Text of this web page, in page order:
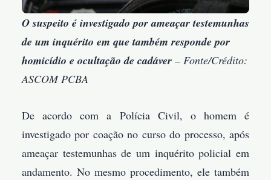
O suspeito é investigado por ameaçar testemunhas
de um inquérito em que também responde por
homicídio e ocultação de cadáver – Fonte/Crédito:
ASCOM PCBA
De acordo com a Polícia Civil, o homem é
investigado por coação no curso do processo, após
ameaçar testemunhas de um inquérito policial em
andamento. No mesmo procedimento, ele também